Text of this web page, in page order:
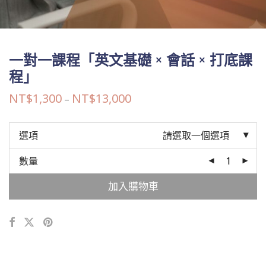
一對一課程「英文基礎 × 會話 × 打底課
程」
NT$1,300 – NT$13,000價
圍：
NT$1,300
選項
請選取一個選項
數量
加入購物車